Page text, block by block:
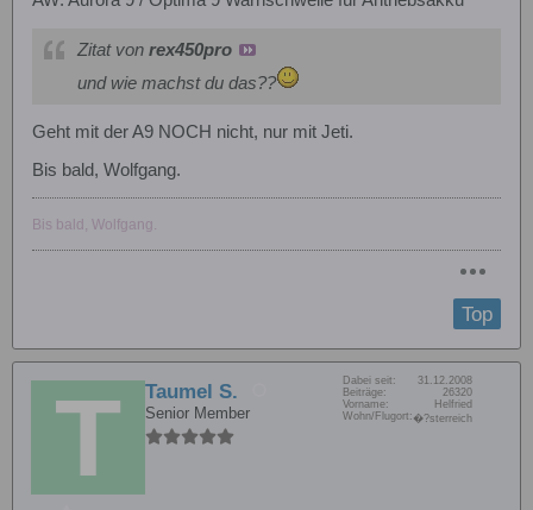
Zitat von rex450pro
und wie machst du das??
Geht mit der A9 NOCH nicht, nur mit Jeti.
Bis bald, Wolfgang.
Bis bald, Wolfgang.
Top
Taumel S.
Senior Member
Dabei seit:
31.12.2008
Beiträge:
26320
Vorname:
Helfried
Wohn/Flugort: �?sterreich